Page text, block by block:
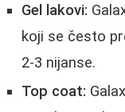
Gel lakovi:
koji se često
2-3 nijanse.
Top coat: